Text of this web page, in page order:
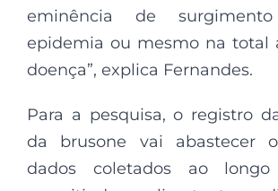
eminência de
epidemia ou mesmo na total
doença”, explica Fernandes.
Para a pesquisa, o registro
da brusone vai abastecer
dados coletados ao